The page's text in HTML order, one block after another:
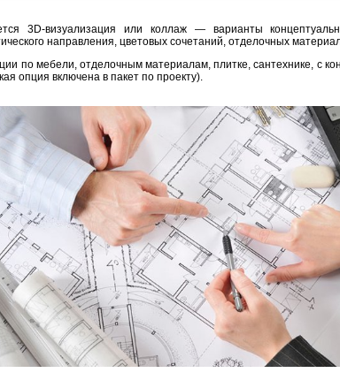
3D-визуализация или коллаж — варианты
направления, цветовых сочетаний, отделочных
по мебели, отделочным материалам, плитке, сантехнике, с
опция включена в пакет по проекту).